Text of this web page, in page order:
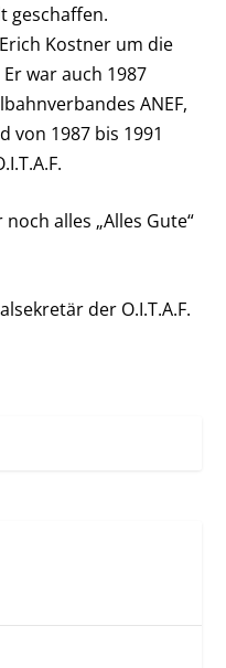
geschaffen.
Kostner um die
war auch 1987
ANEF,
von 1987 bis 1991
alles „Alles Gute“
der O.I.T.A.F.